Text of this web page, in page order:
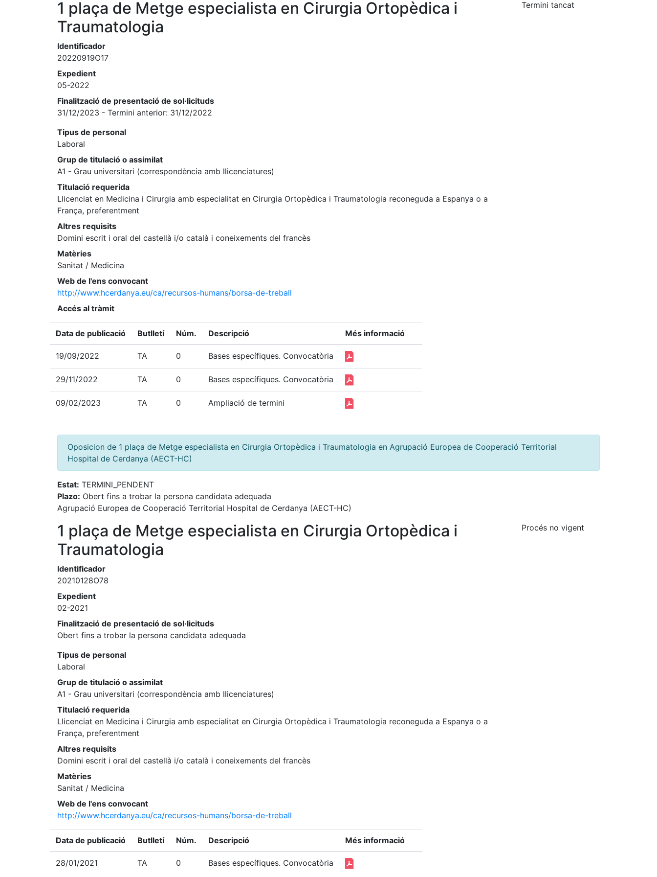
1 plaça de Metge especialista en Cirurgia Ortopèdica i
Traumatologia
Identificador
20220919O17
Expedient
05-2022
Finalització de presentació de sol·licituds
31/12/2023 - Termini anterior: 31/12/2022
Tipus de personal
Laboral
Grup de titulació o assimilat
A1 - Grau universitari (correspondència amb llicenciatures)
Titulació requerida
Llicenciat en Medicina i Cirurgia amb especialitat en Cirurgia Ortopèdica i Traumatologia reconeguda a Espanya o a
França, preferentment
Altres requisits
Domini escrit i oral del castellà i/o català i coneixements del francès
Matèries
Sanitat / Medicina
Web de l'ens convocant
http://www.hcerdanya.eu/ca/recursos-humans/borsa-de-treball
Accés al tràmit
Data de publicació Butlletí Núm. Descripció Més informació
19/09/2022 TA 0 Bases específiques. Convocatòria
29/11/2022 TA 0 Bases específiques. Convocatòria
09/02/2023 TA 0 Ampliació de termini
Termini tancat
Oposicion de 1 plaça de Metge especialista en Cirurgia Ortopèdica i Traumatologia en Agrupació Europea de Cooperació Territorial
Hospital de Cerdanya (AECT-HC)
Estat: TERMINI_PENDENT
Plazo: Obert fins a trobar la persona candidata adequada
Agrupació Europea de Cooperació Territorial Hospital de Cerdanya (AECT-HC)
1 plaça de Metge especialista en Cirurgia Ortopèdica i
Traumatologia
Identificador
20210128O78
Expedient
02-2021
Finalització de presentació de sol·licituds
Obert fins a trobar la persona candidata adequada
Tipus de personal
Laboral
Grup de titulació o assimilat
A1 - Grau universitari (correspondència amb llicenciatures)
Titulació requerida
Llicenciat en Medicina i Cirurgia amb especialitat en Cirurgia Ortopèdica i Traumatologia reconeguda a Espanya o a
França, preferentment
Altres requisits
Domini escrit i oral del castellà i/o català i coneixements del francès
Matèries
Sanitat / Medicina
Web de l'ens convocant
http://www.hcerdanya.eu/ca/recursos-humans/borsa-de-treball
Data de publicació Butlletí Núm. Descripció Més informació
28/01/2021 TA 0 Bases específiques. Convocatòria
Procés no vigent